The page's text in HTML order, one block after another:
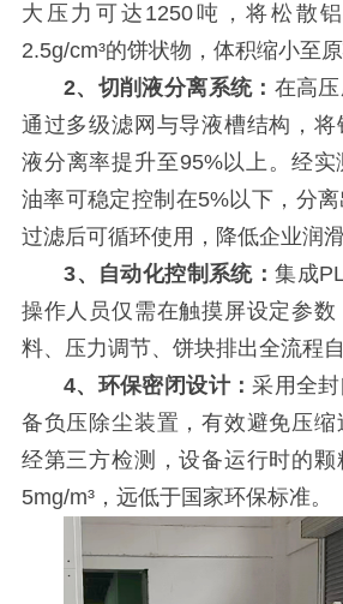
大压力可达1250吨，将松散
2.5g/cm³的饼状物，体积缩小至原
2、切削液分离系统： 在高
通过多级滤网与导液槽结构，将
液分离率提升至95%以上。经
油率可稳定控制在5%以下，分
过滤后可循环使用，降低企业润
3、自动化控制系统：集成
操作人员仅需在触摸屏设定参数
料、压力调节、饼块排出全流程自
4、环保密闭设计：采用全
备负压除尘装置，有效避免压缩
经第三方检测，设备运行时的
5mg/m³，远低于国家环保标准。